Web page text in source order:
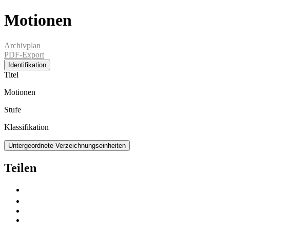
Motionen
Archivplan
PDF-Export
Identifikation
Titel
Motionen
Stufe
Klassifikation
Untergeordnete Verzeichnungseinheiten
Teilen